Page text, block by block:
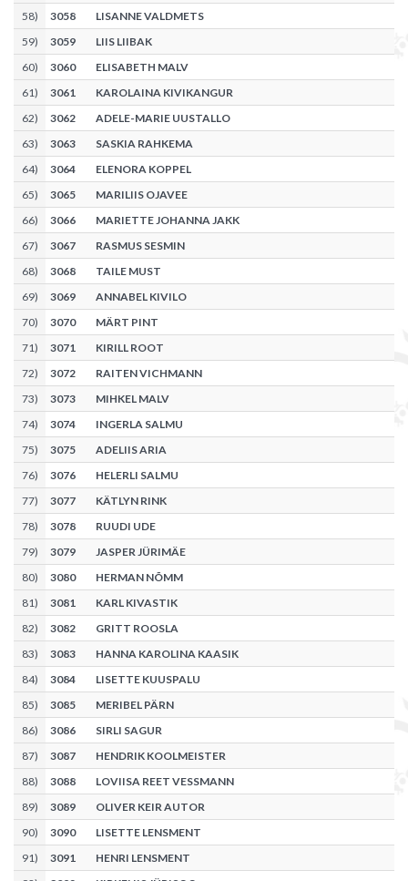
58) 3058
LISANNE VALDMETS
59) 3059
LIIS LIIBAK
60) 3060
ELISABETH MALV
61) 3061
KAROLAINA KIVIKANGUR
62) 3062
ADELE-MARIE UUSTALLO
63) 3063
SASKIA RAHKEMA
64) 3064
ELENORA KOPPEL
65) 3065
MARILIIS OJAVEE
66) 3066
MARIETTE JOHANNA JAKK
67) 3067
RASMUS SESMIN
68) 3068
TAILE MUST
69) 3069
ANNABEL KIVILO
70) 3070
MÄRT PINT
71) 3071
KIRILL ROOT
72) 3072
RAITEN VICHMANN
73) 3073
MIHKEL MALV
74) 3074
INGERLA SALMU
75) 3075
ADELIIS ARIA
76) 3076
HELERLI SALMU
77) 3077
KÄTLYN RINK
78) 3078
RUUDI UDE
79) 3079
JASPER JÜRIMÄE
80) 3080
HERMAN NÕMM
81) 3081
KARL KIVASTIK
82) 3082
GRITT ROOSLA
83) 3083
HANNA KAROLINA KAASIK
84) 3084
LISETTE KUUSPALU
85) 3085
MERIBEL PÄRN
86) 3086
SIRLI SAGUR
87) 3087
HENDRIK KOOLMEISTER
88) 3088
LOVIISA REET VESSMANN
89) 3089
OLIVER KEIR AUTOR
90) 3090
LISETTE LENSMENT
91) 3091
HENRI LENSMENT